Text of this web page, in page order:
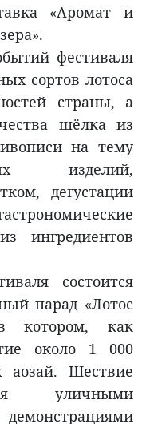
«Аромат и
фестиваля
сортов лотоса
страны, а
шёлка из
на тему
изделий,
дегустации
ингредиентов
состоится
парад «Лотос
котором, как
около 1 000
аозай. Шествие
уличными